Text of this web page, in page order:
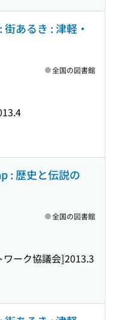
あるき : 津軽・
全国の図書館
: 歴史と伝説の
ーク協議会]2013.3
全国の図書館